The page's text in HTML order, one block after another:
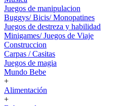
Juegos de manipulacion
Buggys/ Bicis/ Monopatines
Juegos de destreza y habilidad
Minigames/ Juegos de Viaje
Construccion
Carpas / Casitas
Juegos de magia
Mundo Bebe
+
Alimentación
+